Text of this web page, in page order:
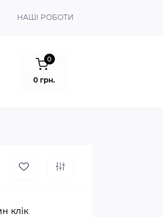
НАШІ РОБОТИ
0
0 грн.
клік